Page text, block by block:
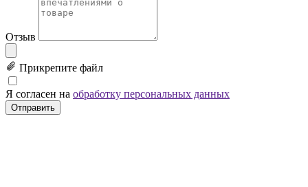
Отзыв
Прикрепите файл
Я согласен на обработку персональных данных